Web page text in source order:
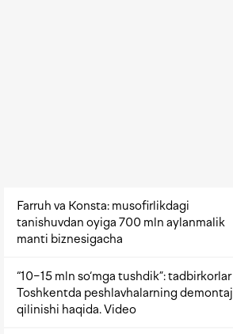
Farruh va Konsta: musofirlikdagi
tanishuvdan oyiga 700 mln aylanmalik
manti biznesigacha
“10−15 mln so‘mga tushdik”: tadbirkorlar
Toshkentda peshlavhalarning demontaj
qilinishi haqida. Video